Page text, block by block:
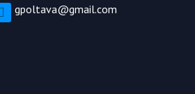
gpoltava@gmail.com